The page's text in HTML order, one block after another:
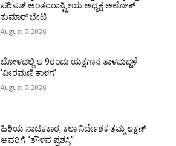
ಪರಿಷತ್ ಅಂತರರಾಷ್ಟ್ರೀಯ ಅಧ್ಯಕ್ಷ ಅಲೋಕ್
ಕುಮಾರ್ ಭೇಟಿ
August 7, 2026
ಬೋಳದಲ್ಲಿ ಆ.9ರಂದು ಯಕ್ಷಗಾನ ತಾಳಮದ್ದಳೆ
‘ವೀರಮಣಿ ಕಾಳಗ’
August 7, 2026
ಹಿರಿಯ ನಾಟಕಕಾರ, ಕಲಾ ನಿರ್ದೇಶಕ ತಮ್ಮ ಲಕ್ಷಣ್
ಅವರಿಗೆ “ತೌಳವ ಪ್ರಶಸ್ತಿ”